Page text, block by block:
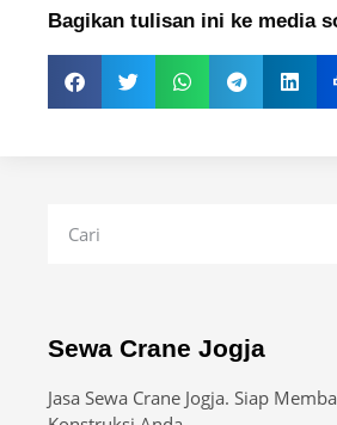
Bagikan tulisan ini ke media
Sewa Crane Jogja
Jasa Sewa Crane Jogja. Siap